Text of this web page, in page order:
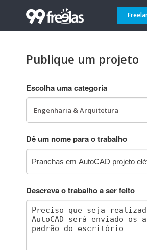
Publique um projeto
Escolha uma categoria
Dê um nome para o trabalho
Descreva o trabalho a ser feito